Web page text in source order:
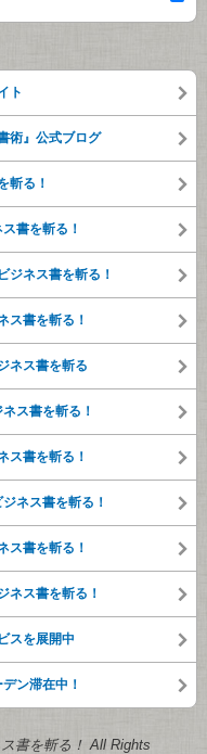
ト
術』公式ブログ
斬る！
書を斬る！
ジネス書を斬る！
ス書を斬る！
ネス書を斬る
ス書を斬る！
ス書を斬る！
ネス書を斬る！
ス書を斬る！
ネス書を斬る！
スを展開中
ン滞在中！
書を斬る！ All Rights